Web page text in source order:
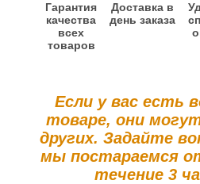
Гарантия
качества
всех
товаров
Доставка в
день заказа
Если у вас есть
товаре, они
других. Задайте
мы постараемся
течение 3